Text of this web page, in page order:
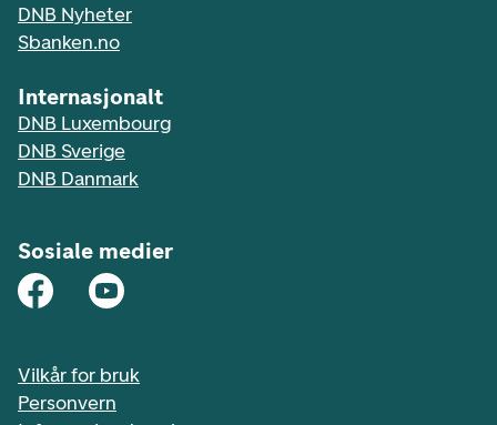
DNB Nyheter
Sbanken.no
Internasjonalt
DNB Luxembourg
DNB Sverige
DNB Danmark
Sosiale medier
Vilkår for bruk
Personvern